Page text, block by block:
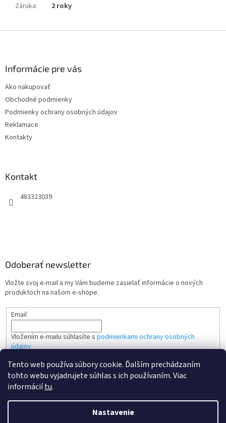
Tento web používa súbory cookie. Ďalším prechádzaním
tohto webu vyjadrujete súhlas s ich používaním. Viac
informáciítu.
Nastavenie
Záruka: 2 roky
Informácie pre vás
Ako nakupovať
Obchodné podmienky
Podmienky ochrany osobných údajov
Reklamace
Kontakty
Kontakt
483323039
Odoberať newsletter
Vložte svoj e-mail a my Vám budeme zasielať informácie o nových
produktoch na našom e-shope.
Email
Vložením e-mailu súhlasíte s podmienkami ochrany osobných
údajov
PRIHLÁSIŤ SA
Vytvoril Shoptet